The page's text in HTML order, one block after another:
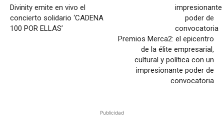
Divinity emite en vivo el
concierto solidario ‘CADENA
100 POR ELLAS’
Premios Merca2: el epicentro
de la élite empresarial,
cultural y política con un
impresionante poder de
convocatoria
Publicidad